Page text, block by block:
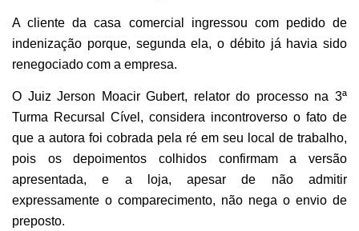
A cliente da casa comercial ingressou com pedido de
indenização porque, segunda ela, o débito já havia sido
renegociado com a empresa.
O Juiz Jerson Moacir Gubert, relator do processo na 3ª
Turma Recursal Cível, considera incontroverso o fato de
que a autora foi cobrada pela ré em seu local de trabalho,
pois os depoimentos colhidos confirmam a versão
apresentada, e a loja, apesar de não admitir
expressamente o comparecimento, não nega o envio de
preposto.